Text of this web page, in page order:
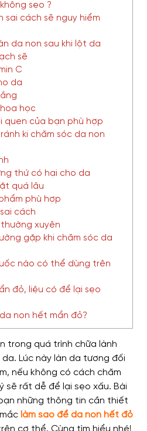
sẹo ?
sai cách sẽ nguy hiểm
da non sau khi lột da
sẽ
C
da
học
quen của bạn phù hợp
ki chăm sóc da non
thứ có hại cho da
quá lâu
phù hợp
cách
xuyên
gặp khi chăm sóc da
nào có thể dùng trên
đỏ, liệu có để lại sẹo
non hết mẩn đỏ?
trong quá trình chữa lành
Lúc này làn da tương đối
nếu không có cách chăm
sẽ rất dễ để lại sẹo xấu. Bài
những thông tin cần thiết
làm sao để da non hết đỏ